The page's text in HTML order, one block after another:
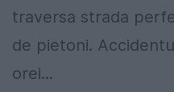
traversa strada
de pietoni.
orei...